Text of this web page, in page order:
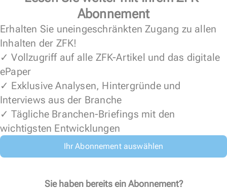
Abonnement
Erhalten Sie uneingeschränkten Zugang zu allen
Inhalten der ZFK!
✓ Vollzugriff auf alle ZFK-Artikel und das digitale
ePaper
✓ Exklusive Analysen, Hintergründe und
Interviews aus der Branche
✓ Tägliche Branchen-Briefings mit den
wichtigsten Entwicklungen
Ihr Abonnement auswählen
Sie haben bereits ein Abonnement?